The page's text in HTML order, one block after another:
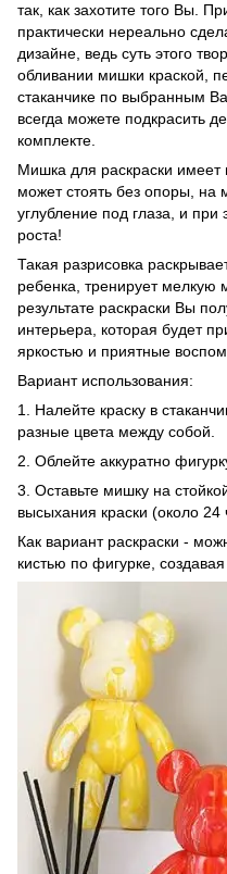
так, как захотите того Вы.
практически нереально
дизайне, ведь суть этого
обливании мишки краской,
стаканчике по выбранным
всегда можете подкрасить
комплекте.
Мишка для раскраски имеет
может стоять без опоры, на
углубление под глаза, и
роста!
Такая разрисовка
ребенка, тренирует мелкую
результате раскраски Вы
интерьера, которая будет
яркостью и приятные
Вариант использования:
1. Налейте краску в
разные цвета между собой.
2. Облейте аккуратно
3. Оставьте мишку на
высыхания краски (около 24
Как вариант раскраски -
кистью по фигурке,